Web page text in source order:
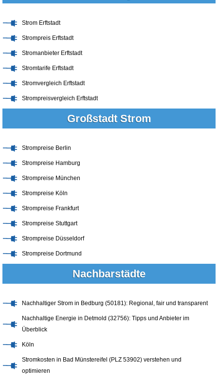
Strom Erftstadt
Strompreis Erftstadt
Stromanbieter Erftstadt
Stromtarife Erftstadt
Stromvergleich Erftstadt
Strompreisvergleich Erftstadt
Großstadt Strom
Strompreise Berlin
Strompreise Hamburg
Strompreise München
Strompreise Köln
Strompreise Frankfurt
Strompreise Stuttgart
Strompreise Düsseldorf
Strompreise Dortmund
Nachbarstädte
Nachhaltiger Strom in Bedburg (50181): Regional, fair und transparent
Nachhaltige Energie in Detmold (32756): Tipps und Anbieter im
Überblick
Köln
Stromkosten in Bad Münstereifel (PLZ 53902) verstehen und
optimieren